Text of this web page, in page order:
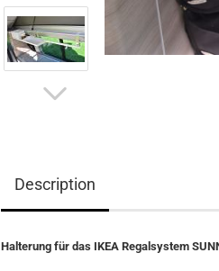
Description
Halterung für das IKEA Regalsystem